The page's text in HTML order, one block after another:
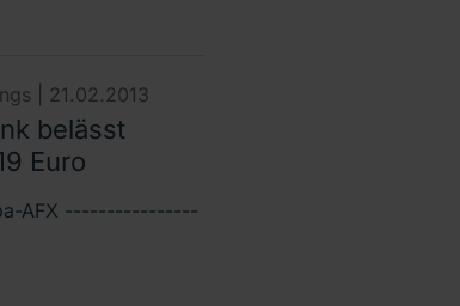
| 21.02.2013
belässt
Euro
AFX ----------------